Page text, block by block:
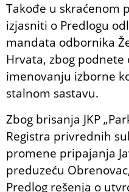
Takođe u skraćenom
izjasniti o Predlogu
mandata odbornika
Hrvata, zbog
imenovanju izborne
stalnom sastavu.
Zbog brisanja JKP
Registra privrednih
promene pripajanja
preduzeću
Predlog rešenja o